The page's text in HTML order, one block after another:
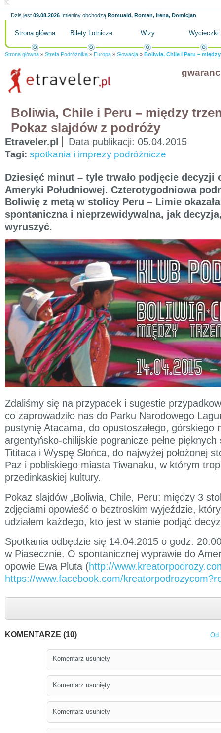
Dziś jest 09.08.2026 Imieniny obchodzą Romuald, Roman, Irena, Domicjan
Strona główna Bilety Lotnicze Wizy Wycieczki
Strona główna » Strefa Podróżnika » Europa » Słowacja » Boliwia, Chile i Peru –
Boliwia, Chile i Peru – między
Pokaz slajdów z podróży
Etraveler.pl Data publikacji: 05.04.2015
Tagi: spotkania i imprezy podróżnicze
Dziesięć minut – tyle trwało podjęcie decyzji
Ameryki Południowej. Czterotygodniowa
Boliwię z metą w stolicy Peru – Limie
spontaniczna i nieprzewidywalna, jak
wyruszyć.
Zdaliśmy się na przypadek i sugestie
co zaprowadziło nas do Parku Narodowego
pustynię Atacama, do opustoszałego, górskiego
argentyńsko-chilijskie pogranicze pełne
Tititaca i Wyspę Słońca, do najwyżej położonej
Paz i pobliskiego miasta Tiwanaku, w którym
przedinkaskiej kultury.
Pokaz slajdów „Boliwia, Chile, Peru: między 3
zdjęciami opowieść o beztroskim wyjeździe,
udziałem każdego, kto jest w stanie podjąć
Spotkania odbędzie się 14.04.2015 o godz.
w Piasecznie. O spontanicznej wyprawie do
opowie Ewa Pluta (http://
https://www.facebook.com/
KOMENTARZE (10) Od
Komentarz usunięty
Komentarz usunięty
Komentarz usunięty